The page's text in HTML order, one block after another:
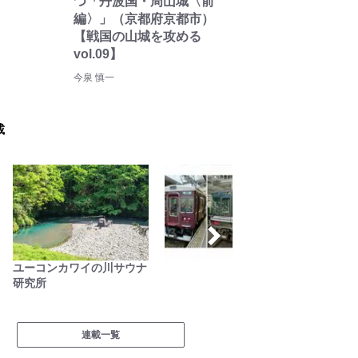
編〉」（京都府京都市）
【戦国の山城を攻める
vol.09】
今泉 慎一
ユーコンカワイの川サウナ
研究所
連載一覧